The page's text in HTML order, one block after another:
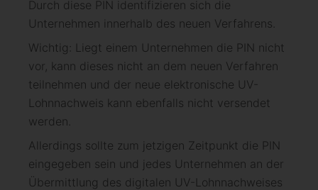
Durch diese PIN identifizieren sich die
Unternehmen innerhalb des neuen Verfahrens.
Wichtig: Liegt einem Unternehmen die PIN nicht
vor, kann dieses nicht an dem neuen Verfahren
teilnehmen und der neue elektronische UV-
Lohnnachweis kann ebenfalls nicht versendet
werden.
Allerdings sollte zum jetzigen Zeitpunkt die PIN
eingegeben sein und jedes Unternehmen an der
Übermittlung des digitalen UV-Lohnnachweises